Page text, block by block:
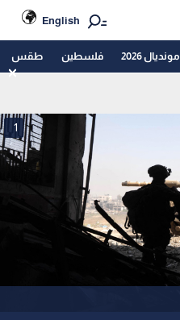
English
مونديال 2026 فلسطين طقس
1